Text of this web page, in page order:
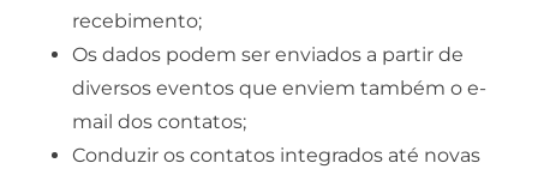
recebimento;
Os dados podem ser enviados a partir de
diversos eventos que enviem também o e-
mail dos contatos;
Conduzir os contatos integrados até novas